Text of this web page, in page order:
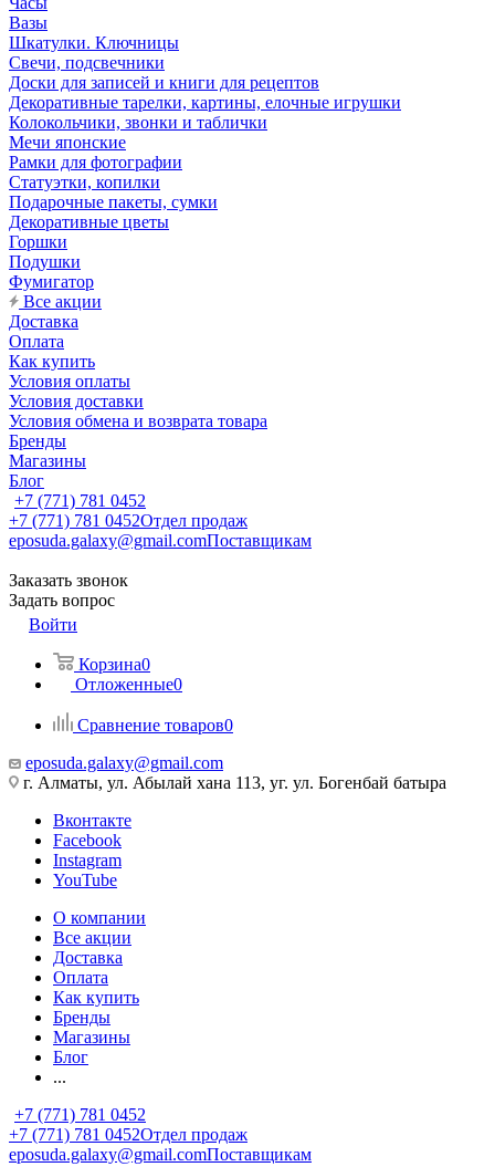
Вазы
Шкатулки. Ключницы
Свечи, подсвечники
Доски для записей и книги для рецептов
Декоративные тарелки, картины, елочные игрушки
Колокольчики, звонки и таблички
Мечи японские
Рамки для фотографии
Статуэтки, копилки
Подарочные пакеты, сумки
Декоративные цветы
Горшки
Подушки
Фумигатор
Все акции
Доставка
Оплата
Как купить
Условия оплаты
Условия доставки
Условия обмена и возврата товара
Бренды
Магазины
Блог
+7 (771) 781 0452
+7 (771) 781 0452Отдел продаж
eposuda.galaxy@gmail.comПоставщикам
Заказать звонок
Задать вопрос
Войти
Корзина0
Отложенные0
Сравнение товаров0
eposuda.galaxy@gmail.com
г. Алматы, ул. Абылай хана 113, уг. ул. Богенбай батыра
Вконтакте
Facebook
Instagram
YouTube
О компании
Все акции
Доставка
Оплата
Как купить
Бренды
Магазины
Блог
...
+7 (771) 781 0452
+7 (771) 781 0452Отдел продаж
eposuda.galaxy@gmail.comПоставщикам